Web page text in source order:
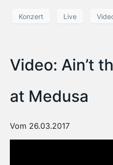
Konzert Live
Video: Ain’t
at Medusa
Vom 26.03.2017